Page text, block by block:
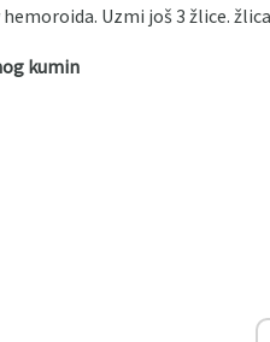
Uzmi još 3 žlice.
kumin